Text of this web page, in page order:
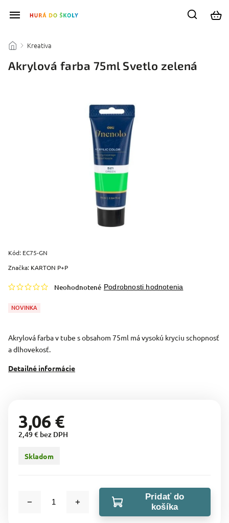
/ Kreativa
Akrylová farba 75ml Svetlo zelená
Kód: EC75-GN
NOVINKA
Neohodnotené Podrobnosti hodnotenia
Akrylová farba v tube s obsahom 75ml má vysokú kryciu schopnosť
a dlhovekosť.
Detailné informácie
Značka: KARTON P+P
3,06 €
2,49 € bez DPH
Skladom
Pridať do
košíka